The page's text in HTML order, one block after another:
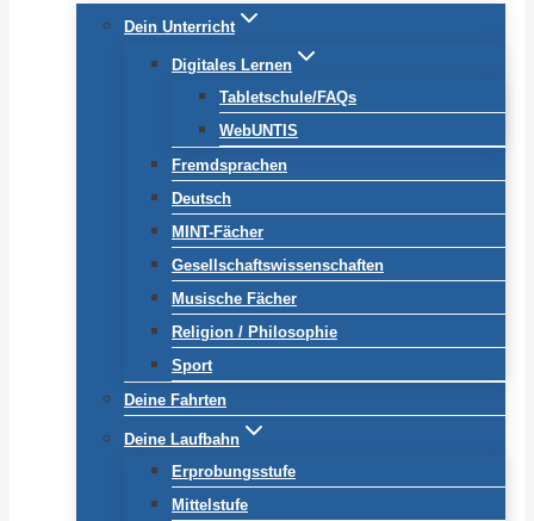
Dein Unterricht
Digitales Lernen
Tabletschule/FAQs
WebUNTIS
Fremdsprachen
Deutsch
MINT-Fächer
Gesellschaftswissenschaften
Musische Fächer
Religion / Philosophie
Sport
Deine Fahrten
Deine Laufbahn
Erprobungsstufe
Mittelstufe